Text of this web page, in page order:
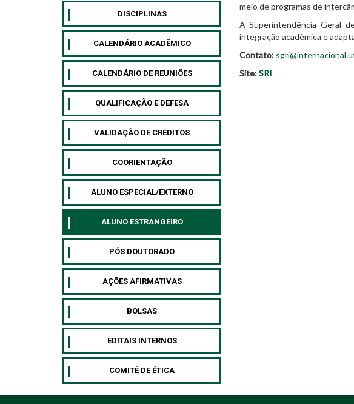
DISCIPLINAS
CALENDÁRIO ACADÊMICO
CALENDÁRIO DE REUNIÕES
QUALIFICAÇÃO E DEFESA
VALIDAÇÃO DE CRÉDITOS
COORIENTAÇÃO
ALUNO ESPECIAL/EXTERNO
⁠ALUNO ESTRANGEIRO
⁠PÓS DOUTORADO
AÇÕES AFIRMATIVAS
BOLSAS
EDITAIS INTERNOS
COMITÊ DE ÉTICA
meio de programas de
A Superintendência Geral
integração acadêmica e
Contato:
Site:SRI